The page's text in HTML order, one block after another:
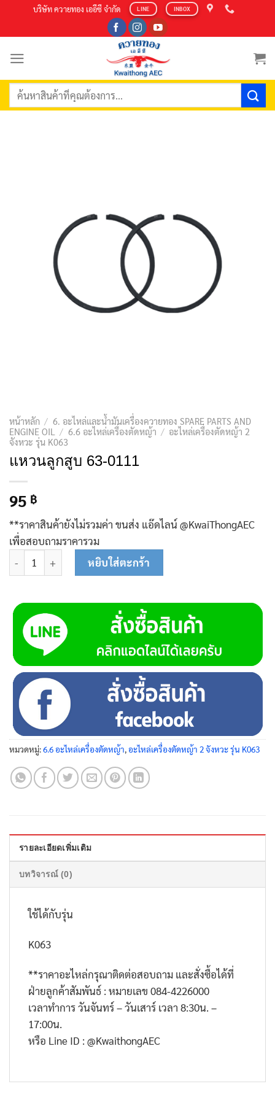
content
บริษัท ควายทอง เออีซี จำกัด LINE INBOX
ค้นหา:
หน้าหลัก / 6. อะไหล่และน้ำมันเครื่องควายทอง SPARE PARTS AND
ENGINE OIL
/ 6.6 อะไหล่เครื่องตัดหญ้า / อะไหล่เครื่องตัดหญ้า 2
จังหวะ รุ่น K063
แหวนลูกสูบ 63-0111
95 ฿
**ราคาสินค้ายังไม่รวมค่า ขนส่ง แอ๊ดไลน์ @KwaiThongAEC
เพื่อสอบถามราคารวม
จำนวน แหวนลูกสูบ 63-0111 ชิ้น
หยิบใส่ตะกร้า
หมวดหมู่:6.6 อะไหล่เครื่องตัดหญ้า อะไหล่เครื่องตัดหญ้า 2 จังหวะ รุ่น K063
รายละเอียดเพิ่มเติม
บทวิจารณ์ (0)
ใช้ได้กับรุ่น
K063
**ราคาอะไหล่กรุณาติดต่อสอบถาม และสั่งซื้อได้ที่
ฝ่ายลูกค้าสัมพันธ์ : หมายเลข 084-4226000
เวลาทำการ วันจันทร์ – วันเสาร์ เวลา 8:30น. –
17:00น.
หรือ Line ID : @KwaithongAEC